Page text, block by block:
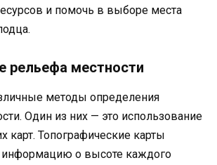
и помочь в выборе места
рельефа местности
методы определения
Один из них — это использование
карт. Топографические карты
информацию о высоте каждого